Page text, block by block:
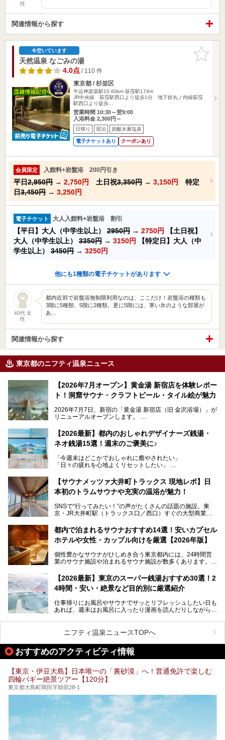
性
関連情報から探す
お気に入
りに追加
今空いています
天然温泉 なごみの湯
4.0点/ 110 件
東京都 / 杉並区
牛込神楽坂駅10.60km 荻窪駅174m
JR中央線 荻窪駅西口より徒歩1分 地下鉄丸ノ内線荻窪
駅西口より徒歩…
営業時間 10:30～翌9:00
入浴料金 2,300円～
日帰り 宿泊 炭酸水素塩泉
電子チケットあり クーポンあり
会員限定 入館料+岩盤浴 200円引き
平日2,950円 → 2,750円 土日祝3,350円 → 3,150円
特定
日3,450円 → 3,250円
電子チケット 大人入館料+岩盤浴 割引
【平日】大人（中学生以上） 2950円 → 2750円
【土日祝】
大人（中学生以上） 3350円 → 3150円
【特定日】大人（中
学生以上） 3450円 → 3250円
他にも1種類の電子チケットがあります
40代 女
性
都内近郊で岩盤浴無制限利用なのは、ここだけ！岩盤浴の種類も
3階に5種類、5階に2種類。更に5階には、寒い氷のような部屋が
あ…
関連情報から探す
東京都のニフティ温泉ニュース
【2026年7月オープン】黄金湯 新宿店を体験レポー
ト！洞窟サウナ・クラフトビール・タイル絵が魅力
2026年7月7日、新宿の「黄金湯 新宿店（旧 金沢浴場）」が
リニューアルオープンします。
レトロでノスタルジックなタイル絵はそのまま、昔からここ
を知る地元の人にも、新しく足を運んでくれる人にも愛され
る、今の時代の"銭湯"として生まれ変わりました。洞窟のよ
ビアバーなど、新しく登場したスポットも併せて紹介しま
す。充実した設備があるのに、基本の入浴料が銭湯価格の5
【2026最新】都内のおしゃれデザイナーズ銭湯・
ネオ銭湯15選！週末のご褒美に♪
「今週末はどこかでおしゃれに癒やされたい」
「日々の疲れを心地よくリセットしたい」
となっている新しいスタイルの銭湯です。
最近、SNSやメディアで「デザイナーズ銭湯」や「ネオ銭
本記事では、そもそもこれらがどんな銭湯なのか、その気に
いおしゃれな名店15選を、おすすめの順番で一挙にご紹介
します。
【サウナメッツァ大井町トラックス 現地レポ】日
本初のトラムサウナや充実の温浴が魅力！
SNSで“行ってみたい！”の声がたくさんの話題の施設。東
京・JR大井町駅（トラックス口／西口）すぐの大型商業施
ツァ大井町トラックス」がニューオープン。施設の様子をレ
ポ―トします。
都内で泊まれるサウナおすすめ14選！安いカプセル
ホテルや女性・カップル向けを厳選【2026年版】
個性豊かなサウナがひしめき合う東京都内には、24時間営
業のサウナ施設や泊まれるサウナ施設が数多くあります。
を旅の目的とする「サ旅」や自分へのご褒美のための宿泊な
ど、自分の好きなタイミングで好きなだけサ活ができるのが
魅力です。
最近では、男性専用施設だけでなく、カップルや女性に嬉し
い個室サウナも増えてきました。
ら、特におすすめしたい施設14選をご紹介します。
してみてください。
【2026最新】東京のスーパー銭湯おすすめ30選！2
4時間・安い・絶景など目的別に厳選紹介
仕事帰りにお風呂やサウナでサッとリフレッシュしたい日も
あれば、週末はお風呂に入ったり漫画を読んだりしながら一
また、終電を逃してしまい、「このまま朝までゆっくりでき
る場所があれば」と探した経験がある人も多いのではないで
しょうか。
そこで本記事では、東京でおすすめのスーパー銭湯を、目的
24時間営業で宿泊できる施設や、1,000円以下で楽しめる安
い施設、デートや休日レジャーにもぴったりなエンタメ要素
が充実した施設など、利用のシーンに合わせて参考にしてく
ださい。
ニフティ温泉ニュースTOPへ
おすすめのアクティビティ情報
【東京・伊豆大島】日本唯一の「裏砂漠」へ！普通免許で楽しむ
四輪バギー絶景ツアー【120分】
東京都大島町岡田字助田28-1